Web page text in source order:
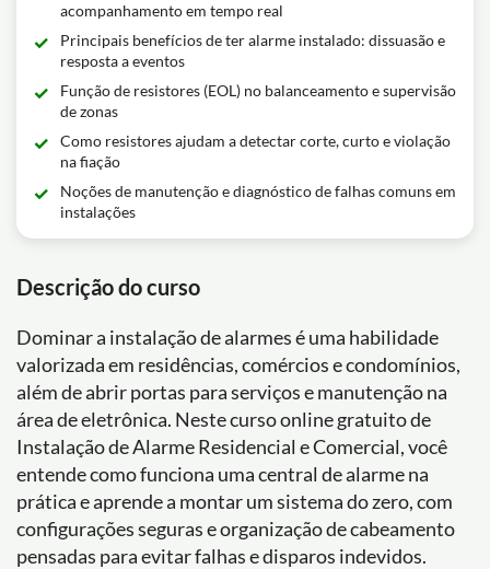
acompanhamento em tempo real
Principais benefícios de ter alarme instalado: dissuasão e
resposta a eventos
Função de resistores (EOL) no balanceamento e supervisão
de zonas
Como resistores ajudam a detectar corte, curto e violação
na fiação
Noções de manutenção e diagnóstico de falhas comuns em
instalações
Descrição do curso
Dominar a instalação de alarmes é uma habilidade
valorizada em residências, comércios e condomínios,
além de abrir portas para serviços e manutenção na
área de eletrônica. Neste curso online gratuito de
Instalação de Alarme Residencial e Comercial, você
entende como funciona uma central de alarme na
prática e aprende a montar um sistema do zero, com
configurações seguras e organização de cabeamento
pensadas para evitar falhas e disparos indevidos.